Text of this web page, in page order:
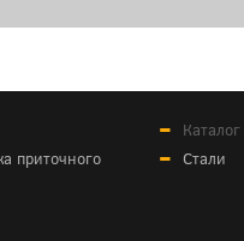
приточного
Стали